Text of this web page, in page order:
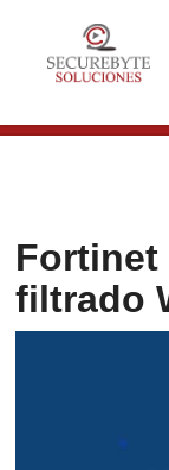
Fortinet
filtrado